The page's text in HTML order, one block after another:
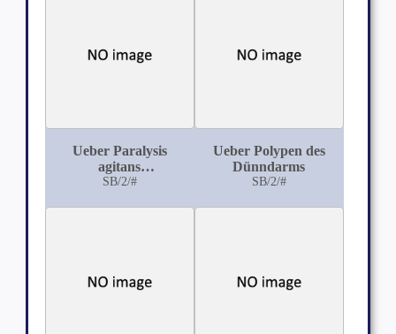
Ueber Paralysis
agitans
(Schüttellähmung)
SB/2/#
Ueber Polypen des
Dünndarms
SB/2/#